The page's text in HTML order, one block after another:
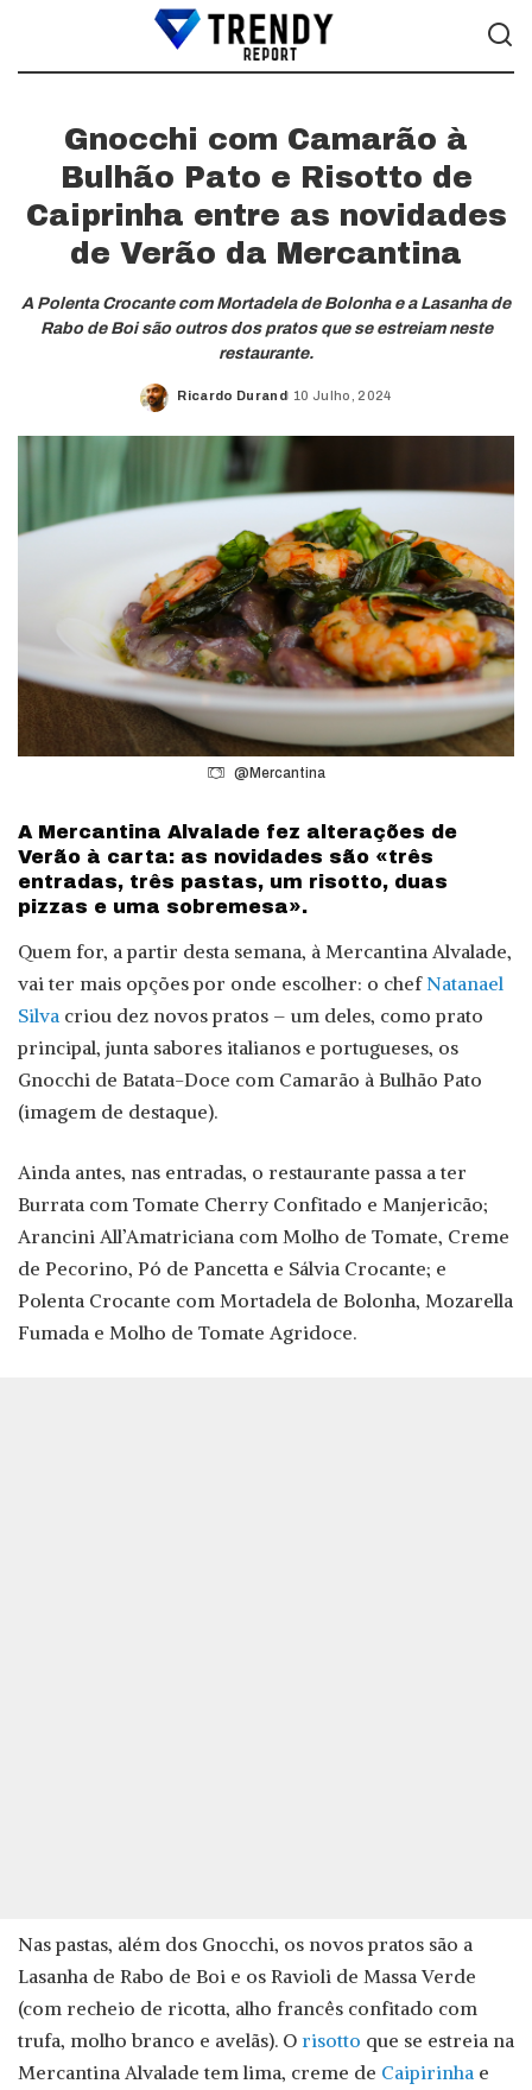
Gnocchi com Camarão à
Bulhão Pato e Risotto de
Caiprinha entre as novidades
de Verão da Mercantina
A Polenta Crocante com Mortadela de Bolonha e a Lasanha de
Rabo de Boi são outros dos pratos que se estreiam neste
restaurante.
Posted
Ricardo Durand 10 Julho, 2024
@Mercantina
A Mercantina Alvalade fez alterações de
Verão à carta: as novidades são «três
entradas, três pastas, um risotto, duas
pizzas e uma sobremesa».
Quem for, a partir desta semana, à Mercantina Alvalade,
vai ter mais opções por onde escolher: o chefNatanael
Silva criou dez novos pratos – um deles, como prato
principal, junta sabores italianos e portugueses, os
Gnocchi de Batata-Doce com Camarão à Bulhão Pato
(imagem de destaque).
Ainda antes, nas entradas, o restaurante passa a ter
Burrata com Tomate Cherry Confitado e Manjericão;
Arancini All’Amatriciana com Molho de Tomate, Creme
de Pecorino, Pó de Pancetta e Sálvia Crocante; e
Polenta Crocante com Mortadela de Bolonha, Mozarella
Fumada e Molho de Tomate Agridoce.
Nas pastas, além dos Gnocchi, os novos pratos são a
Lasanha de Rabo de Boi e os Ravioli de Massa Verde
(com recheio de ricotta, alho francês confitado com
trufa, molho branco e avelãs). O risotto que se estreia na
Mercantina Alvalade tem lima, creme de Caipirinha e